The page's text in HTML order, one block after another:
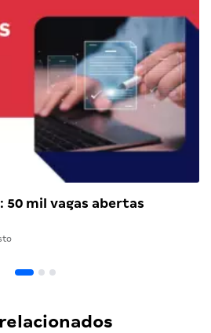
50 mil vagas abertas